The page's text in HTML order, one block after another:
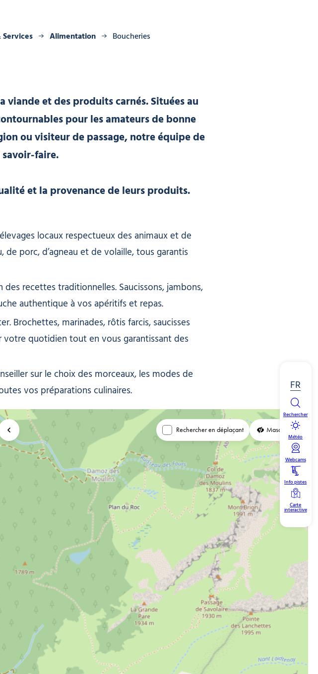
Alimentation Boucheries
FR
Rechercher
Météo
Webcams
Info pistes
Carte
interactive
et des produits carnés. Situées au
pour les amateurs de bonne
ou visiteur de passage, notre équipe de
savoir-faire.
et la provenance de leurs produits.
locaux respectueux des animaux et de
porc, d’agneau et de volaille, tous garantis
recettes traditionnelles. Saucissons, jambons,
authentique à vos apéritifs et repas.
Brochettes, marinades, rôtis farcis, saucisses
votre quotidien tout en vous garantissant des
sur le choix des morceaux, les modes de
vos préparations culinaires.
Agrandir la carte Rechercher en déplaçant Masquer